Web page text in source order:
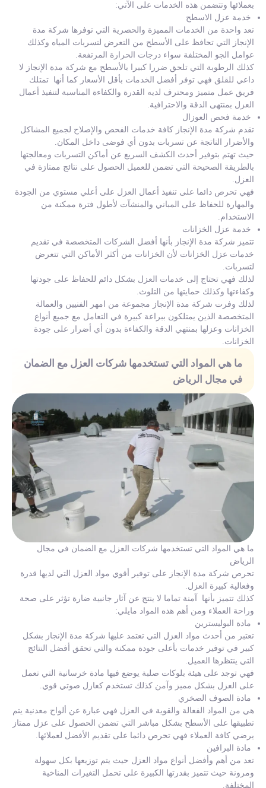
بعملائها وتتضمن هذه الخدمات على الآتي:
خدمة عزل الاسطح
تعد واحدة من الخدمات المميزة والحصرية التي توفرها شركة مدة
الإنجاز التي تحافظ على الأسطح من التعرض لتسربات المياه وكذلك
عوامل الجو المختلفة سواء درجات الحرارة المرتفعة.
كذلك الرطوبة التي تلحق ضررا كبيرا بالأسطح مع شركة مدة الإنجاز لا
داعي للقلق فهي توفر أفضل الخدمات بأقل الأسعار كما أنها تمتلك
فريق عمل متميز ومحترف لديه القدرة والكفاءة المناسبة لتنفيذ أعمال
العزل بمنتهى الدقة والاحترافية.
خدمة فحص العوزال
تقدم شركة مدة الإنجاز كافة خدمات الفحص والإصلاح لجميع المشاكل
والأضرار الناتجة عن تسربات بدون أي فوضى داخل المكان.
حيث تهتم بتوفير أحدث الكشف السريع عن أماكن التسربات ومعالجتها
بالطريقة الصحيحة التي تضمن للعميل الحصول على نتائج ممتازة في
العزل.
فهي تحرص دائما على تنفيذ أعمال العزل على أعلي مستوي من الجودة
والمهارة للحفاظ على المباني والمنشآت لأطول فترة ممكنة من
الاستخدام.
خدمة عزل الخزانات
تتميز شركة مدة الإنجاز بأنها أفضل الشركات المتخصصة في تقديم
خدمات عزل الخزانات لأن الخزانات من أكثر الأماكن التي تتعرض
لتسربات.
لذلك فهي تحتاج إلى خدمات العزل بشكل دائم للحفاظ على جودتها
وكفاءتها وكذلك حمايتها من التلوث.
لذلك وفرت شركة مدة الإنجاز مجموعة من امهر الفنيين والعمالة
المتخصصة الذين يمتلكون ببراعة كبيرة في التعامل مع جميع أنواع
الخزانات وعزلها بمنتهي الدقة والكفاءة بدون أي أضرار على جودة
الخزانات.
ما هي المواد التي تستخدمها شركات العزل مع الضمان
في مجال الرياض
ما هي المواد التي تستخدمها شركات العزل مع الضمان في مجال
الرياض
تحرص شركة مدة الإنجاز على توفير أقوي مواد العزل التي لديها قدرة
وفعالية كبيرة العزل.
كذلك تتميز بأنها آمنة تماما لا ينتج عن آثار جانبية ضارة تؤثر على صحة
وراحة العملاء ومن أهم هذه المواد مايلي:
مادة البوليسترين
تعتبر من أحدث مواد العزل التي تعتمد عليها شركة مدة الإنجاز بشكل
كبير في توفير خدمات بأعلى جودة ممكنة والتي تحقق أفضل النتائج
التي ينتظرها العميل.
فهي توجد على هيئة بلوكات صلبة يوضع فيها مادة خرسانية التي تعمل
على العزل بشكل مميز وآمن كذلك تستخدم كعازل صوتي قوي.
مادة الصوف الصخري
هي من المواد الفعالة والقوية في العزل فهي عبارة عن ألواح معدنية يتم
تطبيقها على الأسطح بشكل مباشر التي تضمن الحصول على عزل ممتاز
يرضي كافة العملاء فهي تحرص دائما على تقديم الأفضل لعملائها.
مادة البرافين
تعد من أهم وأفضل أنواع مواد العزل حيث يتم توزيعها بكل سهولة
ومرونة حيث تتميز بقدرتها الكبيرة على تحمل التغيرات المناخية
المختلفة.